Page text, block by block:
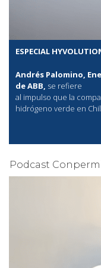
ESPECIAL
Andrés Palomino,
de ABB, se refiere
al impulso que la
hidrógeno verde en
Podcast